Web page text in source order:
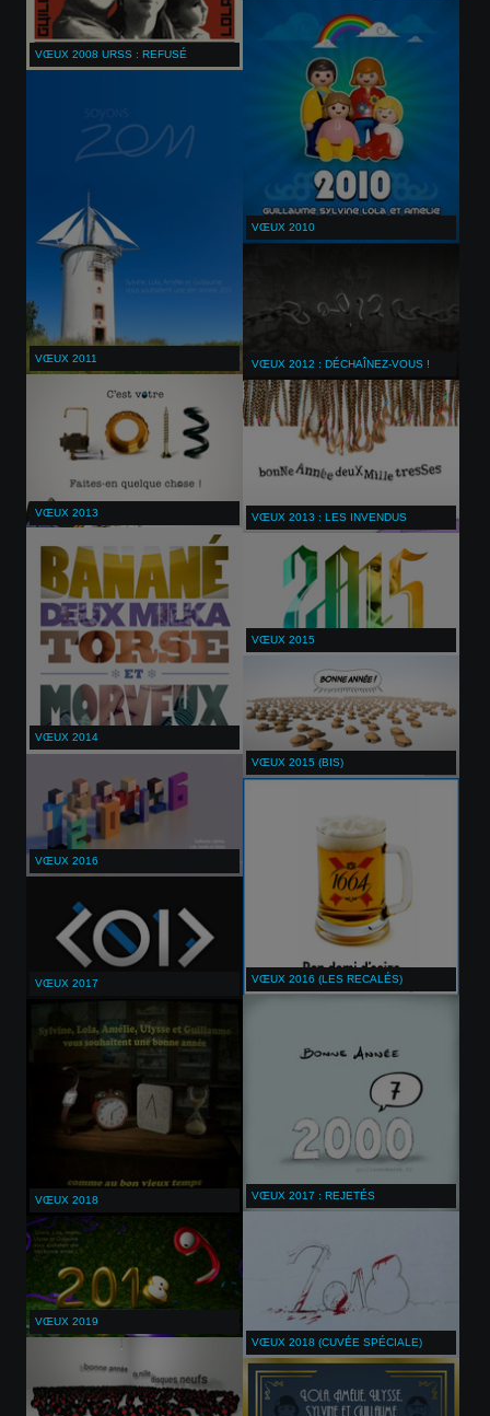
VŒUX 2008 URSS : REFUSÉ
VŒUX 2010
VŒUX 2011 VŒUX 2012 : DÉCHAÎNEZ-VOUS !
VŒUX 2013 VŒUX 2013 : LES INVENDUS
VŒUX 2014
VŒUX 2015
VŒUX 2015 (BIS)
VŒUX 2016
VŒUX 2016 (LES RECALÉS)
VŒUX 2017
VŒUX 2017 : REJETÉS
VŒUX 2018
VŒUX 2018 (CUVÉE SPÉCIALE)
VŒUX 2019